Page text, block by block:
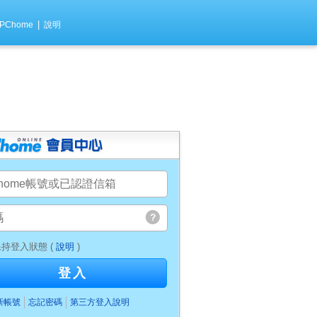
說明
登入狀態 ( 說明 )
登入
帳號 忘記密碼 第三方登入說明